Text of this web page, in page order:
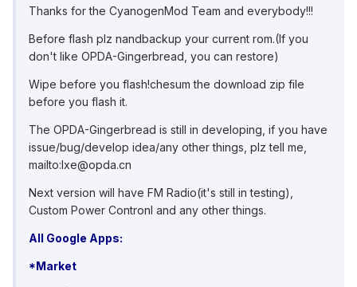
Thanks for the CyanogenMod Team and everybody!!!
Before flash plz nandbackup your current rom.(If you
don't like OPDA-Gingerbread, you can restore)
Wipe before you flash!chesum the download zip file
before you flash it.
The OPDA-Gingerbread is still in developing, if you have
issue/bug/develop idea/any other things, plz tell me,
mailto:lxe@opda.cn
Next version will have FM Radio(it's still in testing),
Custom Power Contronl and any other things.
All Google Apps:
*Market